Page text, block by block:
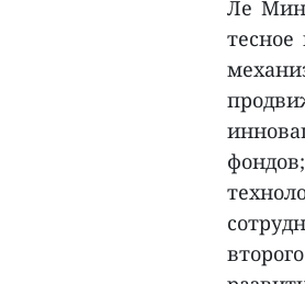
Ле
тесное